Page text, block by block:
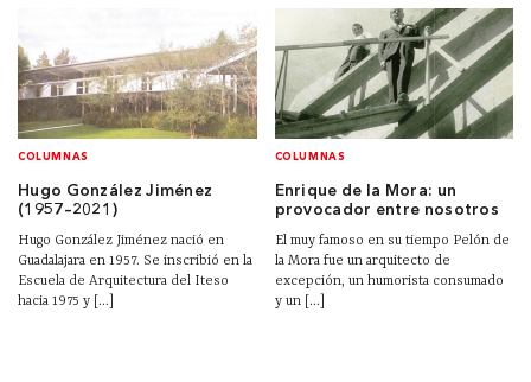
COLUMNAS
Hugo González Jiménez
(1957–2021)
Hugo González Jiménez nació en
Guadalajara en 1957. Se inscribió en la
Escuela de Arquitectura del Iteso
hacia 1975 y [...]
COLUMNAS
Enrique de la Mora: un
provocador entre nosotros
El muy famoso en su tiempo Pelón de
la Mora fue un arquitecto de
excepción, un humorista consumado
y un [...]